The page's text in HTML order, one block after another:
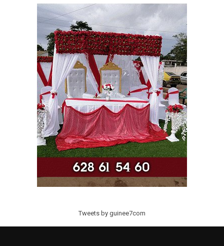
Tweets by guinee7com